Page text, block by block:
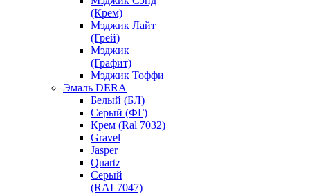
(Крем)
Мэджик Лайт
(Грей)
Мэджик
(Графит)
Мэджик Тоффи
Эмаль DERA
Белый (БЛ)
Серый (ФГ)
Крем (Ral 7032)
Gravel
Jasper
Quartz
Серый
(RAL7047)